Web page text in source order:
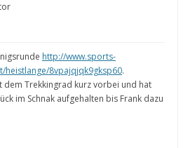
http://www.sports-
8vpajqjqk9gksp60.
dem Trekkingrad kurz vorbei und hat
im Schnak aufgehalten bis Frank dazu